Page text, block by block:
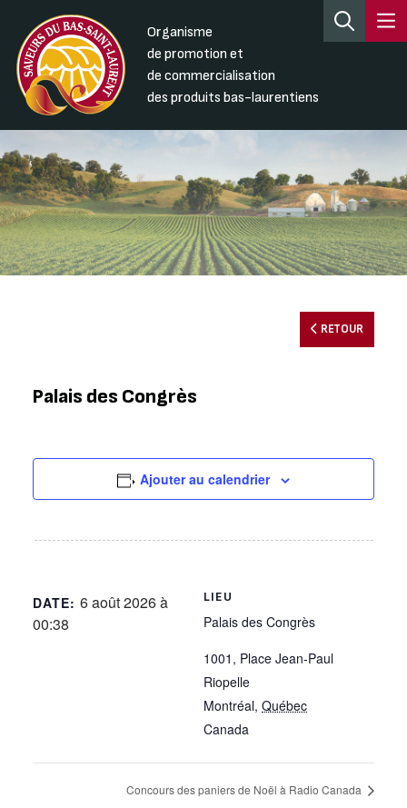
Organisme
de promotion et
de commercialisation
des produits bas-laurentiens
RETOUR
Palais des Congrès
Ajouter au calendrier
DATE:6 août 2026 à
00:38
LIEU
Palais des Congrès
1001, Place Jean-Paul
Riopelle
Montréal, Québec
Canada
Concours des paniers de Noël à Radio Canada